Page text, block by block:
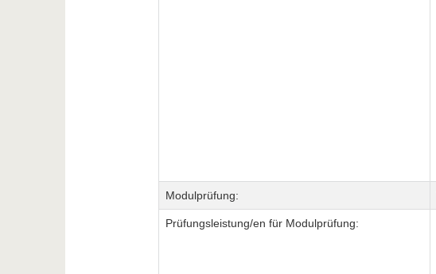
Modulprüfung:
Prüfungsleistung/en für Modulprüfung: